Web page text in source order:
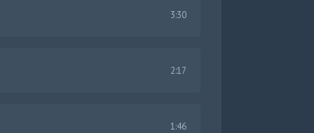
3:30
2:17
1:46